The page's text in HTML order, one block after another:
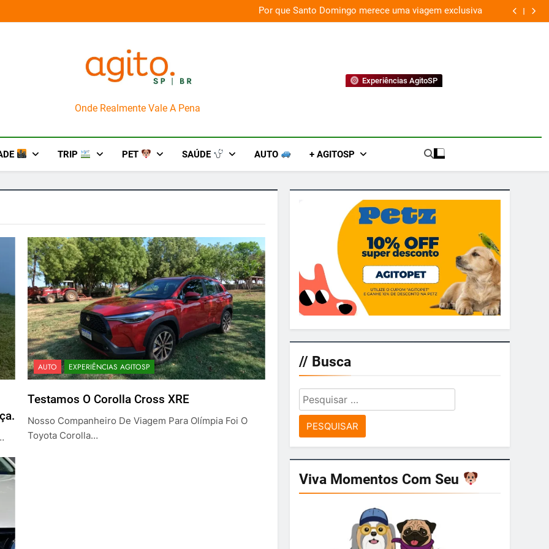
das culturas amazônicas e arte Por que Santo Domingo merece uma viagem exclusiva
AgitoSP
Onde Realmente Vale A Pena
Experiências AgitoSP
TRIP PET SAÚDE AUTO + AGITOSP
AUTO EXPERIÊNCIAS AGITOSP
Testamos O Corolla Cross XRE
Nosso Companheiro De Viagem Para Olímpia Foi O
Toyota Corolla…
// Busca
Pesquisar
por:
Viva Momentos Com Seu